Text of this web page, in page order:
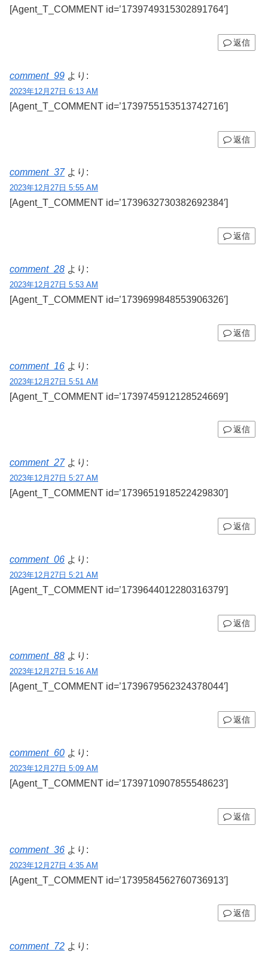
[Agent_T_COMMENT id=’1739749315302891764′]
返信
comment_99 より:
2023年12月27日 6:13 AM
[Agent_T_COMMENT id=’1739755153513742716′]
返信
comment_37 より:
2023年12月27日 5:55 AM
[Agent_T_COMMENT id=’1739632730382692384′]
返信
comment_28 より:
2023年12月27日 5:53 AM
[Agent_T_COMMENT id=’1739699848553906326′]
返信
comment_16 より:
2023年12月27日 5:51 AM
[Agent_T_COMMENT id=’1739745912128524669′]
返信
comment_27 より:
2023年12月27日 5:27 AM
[Agent_T_COMMENT id=’1739651918522429830′]
返信
comment_06 より:
2023年12月27日 5:21 AM
[Agent_T_COMMENT id=’1739644012280316379′]
返信
comment_88 より:
2023年12月27日 5:16 AM
[Agent_T_COMMENT id=’1739679562324378044′]
返信
comment_60 より:
2023年12月27日 5:09 AM
[Agent_T_COMMENT id=’1739710907855548623′]
返信
comment_36 より:
2023年12月27日 4:35 AM
[Agent_T_COMMENT id=’1739584562760736913′]
返信
comment_72 より: